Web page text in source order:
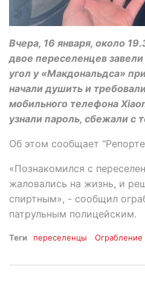
Вчера, 16 января, около
двое переселенцев
угол у «Макдональдса»
начали душить и
мобильного телефона
узнали пароль, сбежали с
Об этом сообщает
«Познакомился с
жаловались на жизнь, и
спиртным», - сообщил
патрульным полицейским.
Теги переселенцы Ограбление